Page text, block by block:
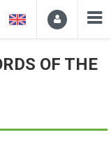
OF THE